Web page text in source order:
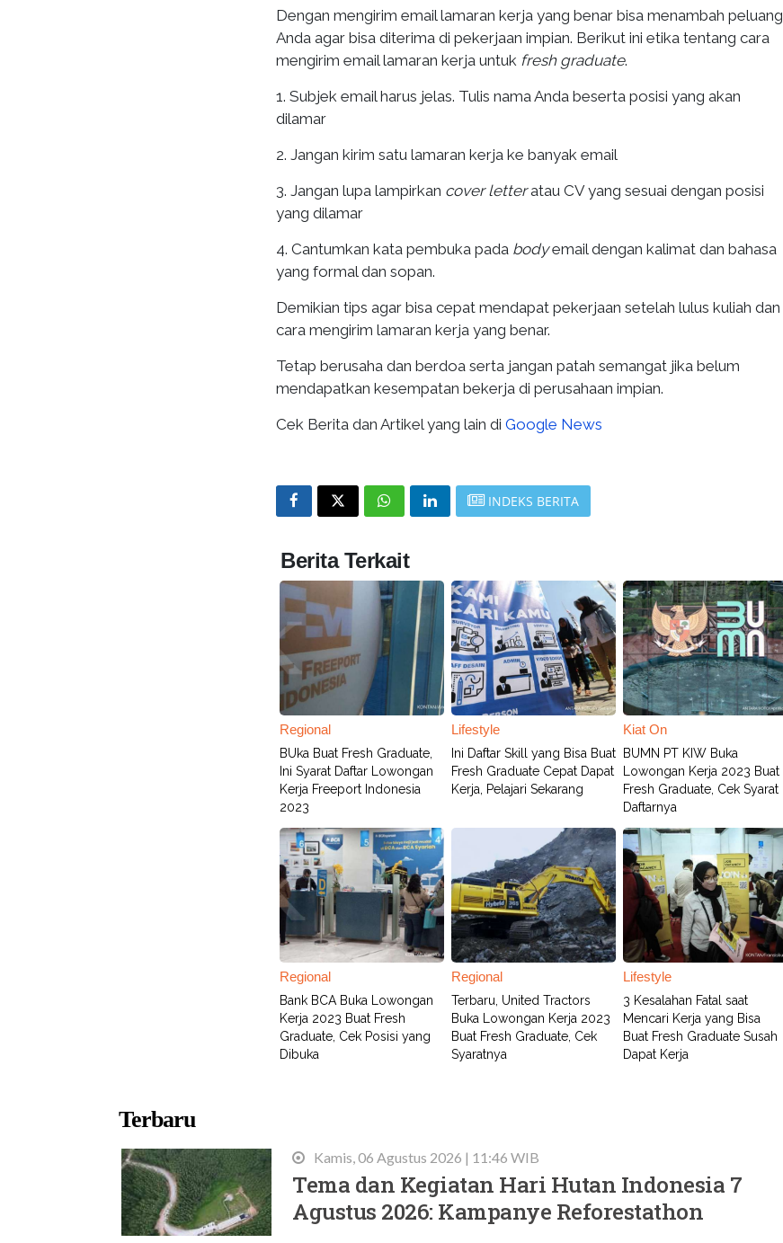
Dengan mengirim email lamaran kerja yang benar bisa menambah peluang
Anda agar bisa diterima di pekerjaan impian. Berikut ini etika tentang cara
mengirim email lamaran kerja untuk fresh graduate.
1. Subjek email harus jelas. Tulis nama Anda beserta posisi yang akan
dilamar
2. Jangan kirim satu lamaran kerja ke banyak email
3. Jangan lupa lampirkan cover letteratau CV yang sesuai dengan posisi
yang dilamar
4. Cantumkan kata pembuka pada bodyemail dengan kalimat dan bahasa
yang formal dan sopan.
Demikian tips agar bisa cepat mendapat pekerjaan setelah lulus kuliah dan
cara mengirim lamaran kerja yang benar.
Tetap berusaha dan berdoa serta jangan patah semangat jika belum
mendapatkan kesempatan bekerja di perusahaan impian.
Cek Berita dan Artikel yang lain di Google News
INDEKS BERITA
Berita Terkait
Regional
BUka Buat Fresh Graduate,
Ini Syarat Daftar Lowongan
Kerja Freeport Indonesia
2023
Lifestyle
Ini Daftar Skill yang Bisa Buat
Fresh Graduate Cepat Dapat
Kerja, Pelajari Sekarang
Kiat On
BUMN PT KIW Buka
Lowongan Kerja 2023 Buat
Fresh Graduate, Cek Syarat
Daftarnya
Regional
Bank BCA Buka Lowongan
Kerja 2023 Buat Fresh
Graduate, Cek Posisi yang
Dibuka
Regional
Terbaru, United Tractors
Buka Lowongan Kerja 2023
Buat Fresh Graduate, Cek
Syaratnya
Lifestyle
3 Kesalahan Fatal saat
Mencari Kerja yang Bisa
Buat Fresh Graduate Susah
Dapat Kerja
Terbaru
Kamis, 06 Agustus 2026 | 11:46 WIB
Tema dan Kegiatan Hari Hutan Indonesia 7
Agustus 2026: Kampanye Reforestathon